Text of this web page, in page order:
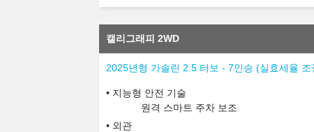
캘리그래피 2WD
2025년형 가솔린 2.5 터보 - 7인승 (실효세율
지능형 안전 기술
원격 스마트 주차 보조
외관